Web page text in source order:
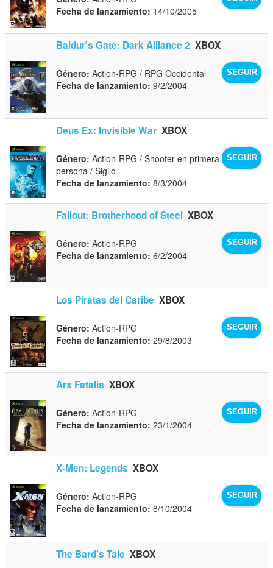
Fecha de lanzamiento: 14/10/2005
Baldur's Gate: Dark Alliance 2 XBOX
SEGUIR
Género: Action-RPG / RPG Occidental
Fecha de lanzamiento: 9/2/2004
Deus Ex: Invisible War XBOX
SEGUIR
Género: Action-RPG / Shooter en primera
persona / Sigilo
Fecha de lanzamiento: 8/3/2004
Fallout: Brotherhood of Steel XBOX
SEGUIR
Género: Action-RPG
Fecha de lanzamiento: 6/2/2004
Los Piratas del Caribe XBOX
SEGUIR
Género: Action-RPG
Fecha de lanzamiento: 29/8/2003
Arx Fatalis XBOX
SEGUIR
Género: Action-RPG
Fecha de lanzamiento: 23/1/2004
X-Men: Legends XBOX
SEGUIR
Género: Action-RPG
Fecha de lanzamiento: 8/10/2004
The Bard's Tale XBOX